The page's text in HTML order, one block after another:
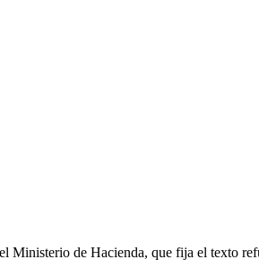
de Hacienda, que fija el texto